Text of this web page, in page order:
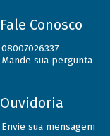
Fale Conosco
08007026337
Mande sua pergunta
Ouvidoria
Envie sua mensagem